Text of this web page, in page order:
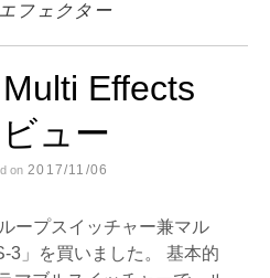
フェクター
Effects
ュー
on 2017/11/06
ープスイッチャー兼マル
3」を買いました。 基本的